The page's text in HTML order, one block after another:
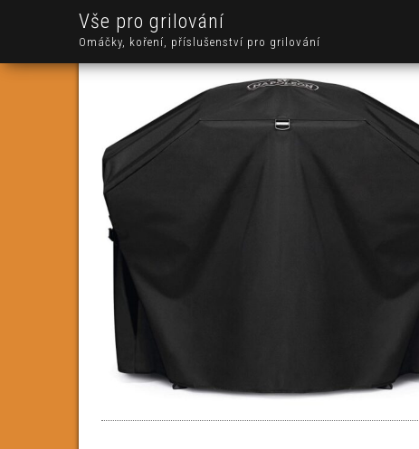
Vše pro grilování
Omáčky, koření, příslušenství pro grilování